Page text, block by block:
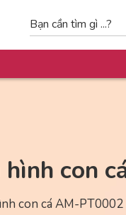
con
con cá AM-PT0002